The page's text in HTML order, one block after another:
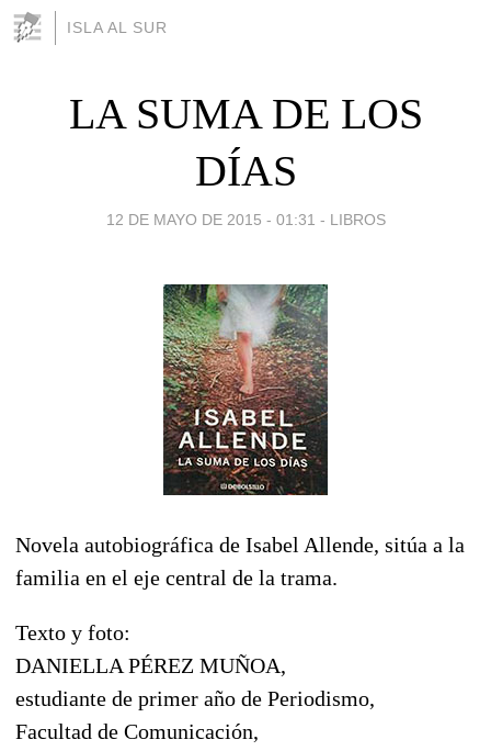
ISLA AL SUR
LA SUMA DE LOS
DÍAS
12 DE MAYO DE 2015 - 01:31 - LIBROS
Novela autobiográfica de Isabel Allende, sitúa a la
familia en el eje central de la trama.
Texto y foto:
DANIELLA PÉREZ MUÑOA,
estudiante de primer año de Periodismo,
Facultad de Comunicación,